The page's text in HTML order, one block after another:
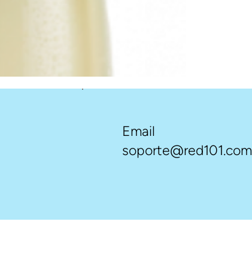
Email
soporte@red101.com